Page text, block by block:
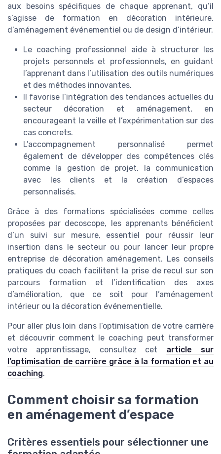
aux besoins spécifiques de chaque apprenant, qu’il
s’agisse de formation en décoration intérieure,
d’aménagement événementiel ou de design d’intérieur.
Le coaching professionnel aide à structurer les
projets personnels et professionnels, en guidant
l’apprenant dans l’utilisation des outils numériques
et des méthodes innovantes.
Il favorise l’intégration des tendances actuelles du
secteur décoration et aménagement, en
encourageant la veille et l’expérimentation sur des
cas concrets.
L’accompagnement personnalisé permet
également de développer des compétences clés
comme la gestion de projet, la communication
avec les clients et la création d’espaces
personnalisés.
Grâce à des formations spécialisées comme celles
proposées par decoscope, les apprenants bénéficient
d’un suivi sur mesure, essentiel pour réussir leur
insertion dans le secteur ou pour lancer leur propre
entreprise de décoration aménagement. Les conseils
pratiques du coach facilitent la prise de recul sur son
parcours formation et l’identification des axes
d’amélioration, que ce soit pour l’aménagement
intérieur ou la décoration événementielle.
Pour aller plus loin dans l’optimisation de votre carrière
et découvrir comment le coaching peut transformer
votre apprentissage, consultez cet article sur
l’optimisation de carrière grâce à la formation et au
coaching.
Comment choisir sa formation
en aménagement d’espace
Critères essentiels pour sélectionner une